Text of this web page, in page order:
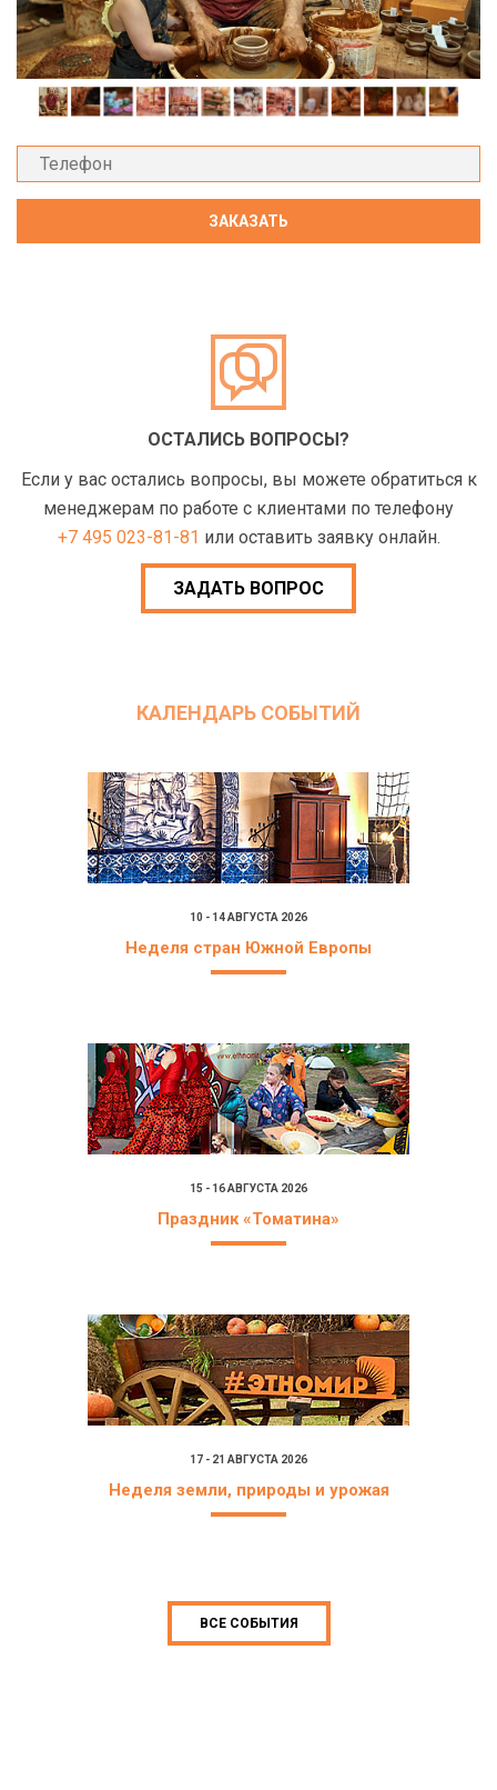
ОСТАЛИСЬ ВОПРОСЫ?
Если у вас остались вопросы, вы можете обратиться к
менеджерам по работе с клиентами по телефону
+7 495 023-81-81 или оставить заявку онлайн.
ЗАДАТЬ ВОПРОС
КАЛЕНДАРЬ СОБЫТИЙ
10 - 14 АВГУСТА 2026
Неделя стран Южной Европы
15 - 16 АВГУСТА 2026
Праздник «Томатина»
17 - 21 АВГУСТА 2026
Неделя земли, природы и урожая
ВСЕ СОБЫТИЯ